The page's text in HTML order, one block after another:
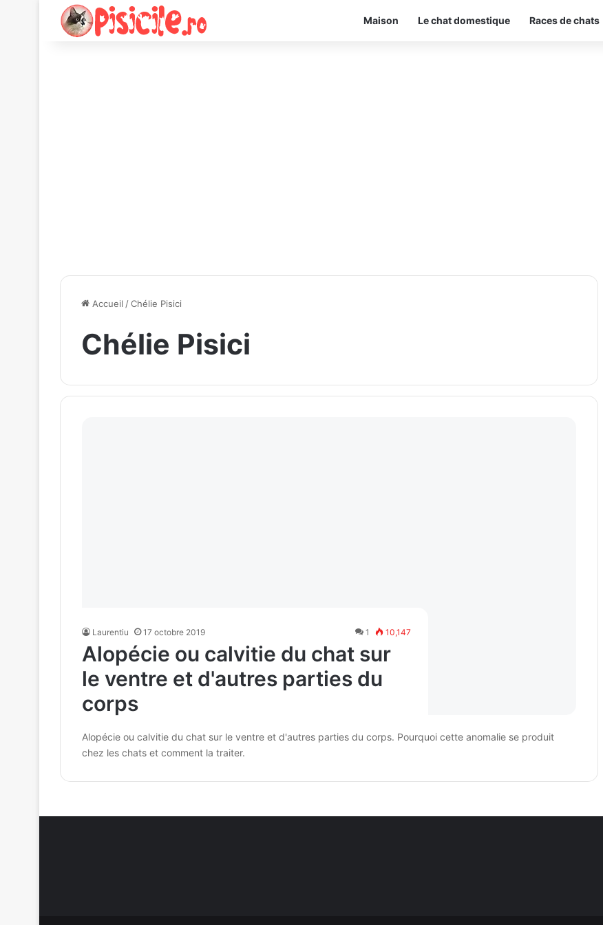
Maison Le chat domestique Races de chats
Accueil /Chélie Pisici
Chélie Pisici
Laurentiu 17 octobre 2019 1 10,147
Alopécie ou calvitie du chat sur
le ventre et d'autres parties du
corps
Alopécie ou calvitie du chat sur le ventre et d'autres parties du corps. Pourquoi cette anomalie se produit
chez les chats et comment la traiter.